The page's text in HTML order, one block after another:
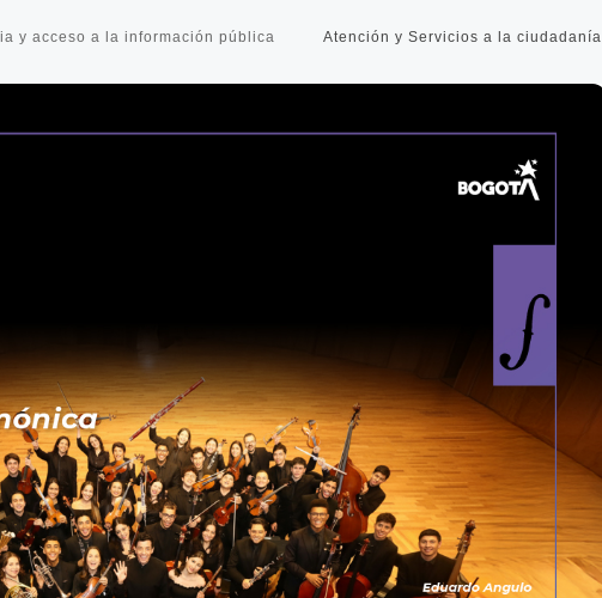
y acceso a la información pública Atención y Servicios a la ciudadanía